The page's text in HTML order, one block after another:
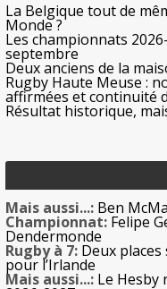
La Belgique tout de
Monde ?
Les championnats
septembre
Deux anciens de la
Rugby Haute Meuse :
affirmées et continuité
Résultat historique,
Mais aussi...: Ben
Championnat: Felipe
Dendermonde
Rugby à 7: Deux places
pour l’Irlande
Mais aussi...: Le Hesby